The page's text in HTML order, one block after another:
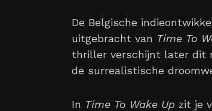
De Belgische
uitgebracht van Time To
thriller verschijnt later dit
de surrealistische
In Time To Wake Up zit je